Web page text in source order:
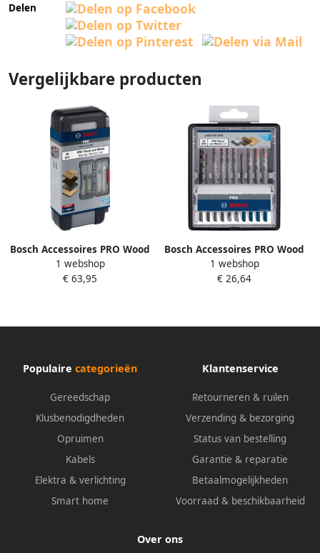
Delen
Vergelijkbare producten
Bosch Accessoires PRO Wood
and Metal Keukenbouwerset
| 100 mm | 30-delig
1 webshop
€ 63,95
Bosch Accessoires PRO Wood
and Metal set | 100 mm | 10
stuks 2607011943
1 webshop
€ 26,64
Populaire categorieën
Gereedschap
Klusbenodigdheden
Opruimen
Kabels
Elektra & verlichting
Smart home
Klantenservice
Retourneren & ruilen
Verzending & bezorging
Status van bestelling
Garantie & reparatie
Betaalmogelijkheden
Voorraad & beschikbaarheid
Over ons